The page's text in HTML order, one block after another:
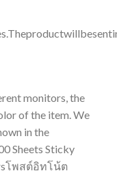
monitors, the
of the item. We
in the
Sheets Sticky
โพสต์อิทโน้ต